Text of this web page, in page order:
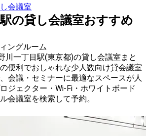
会議室
の貸し会議室おすすめ
ングルーム
川一丁目駅(東京都)の貸し会議室まと
便利でおしゃれな少人数向け貸会議室
会議・セミナーに最適なスペースが人
ジェクター・Wi-Fi・ホワイトボード
会議室を検索して予約。